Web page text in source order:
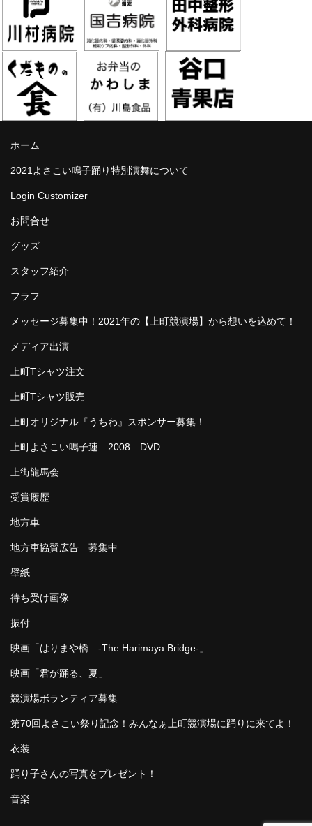
ホーム
2021よさこい鳴子踊り特別演舞について
Login Customizer
お問合せ
グッズ
スタッフ紹介
フラフ
メッセージ募集中！2021年の【上町競演場】から想いを込めて！
メディア出演
上町Tシャツ注文
上町Tシャツ販売
上町オリジナル『うちわ』スポンサー募集！
上町よさこい鳴子連 2008 DVD
上街龍馬会
受賞履歴
地方車
地方車協賛広告 募集中
壁紙
待ち受け画像
振付
映画「はりまや橋 -The Harimaya Bridge-」
映画「君が踊る、夏」
競演場ボランティア募集
第70回よさこい祭り記念！みんなぁ上町競演場に踊りに来てよ！
衣装
踊り子さんの写真をプレゼント！
音楽